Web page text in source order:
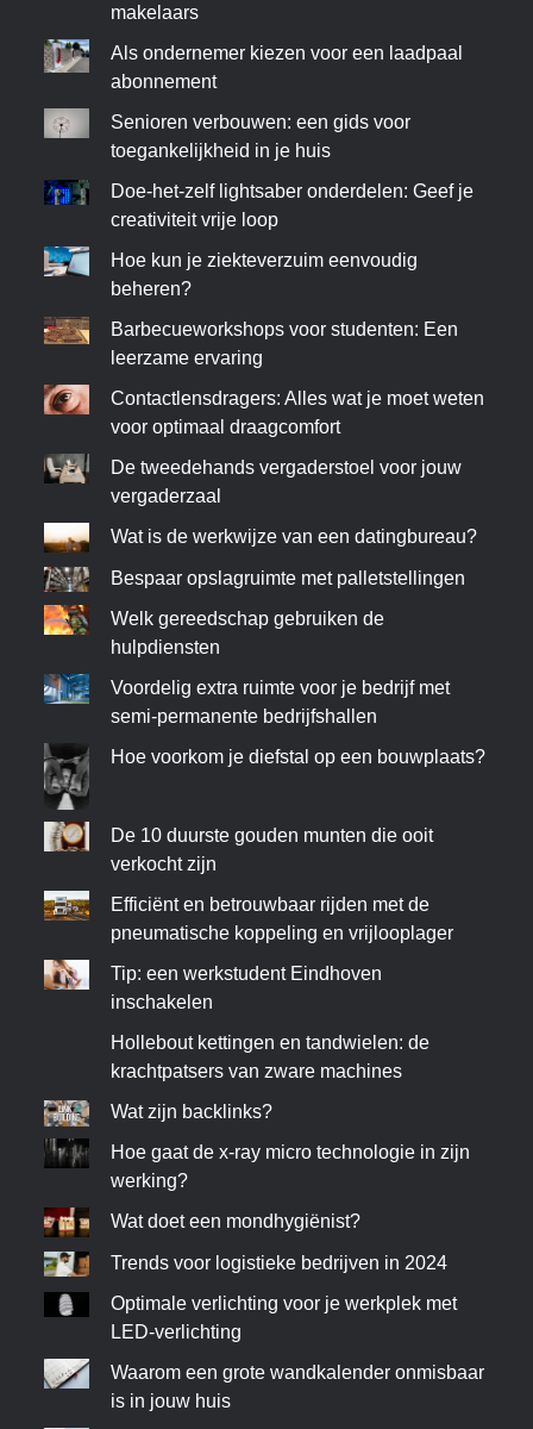
makelaars
Als ondernemer kiezen voor een laadpaal
abonnement
Senioren verbouwen: een gids voor
toegankelijkheid in je huis
Doe-het-zelf lightsaber onderdelen: Geef je
creativiteit vrije loop
Hoe kun je ziekteverzuim eenvoudig
beheren?
Barbecueworkshops voor studenten: Een
leerzame ervaring
Contactlensdragers: Alles wat je moet weten
voor optimaal draagcomfort
De tweedehands vergaderstoel voor jouw
vergaderzaal
Wat is de werkwijze van een datingbureau?
Bespaar opslagruimte met palletstellingen
Welk gereedschap gebruiken de
hulpdiensten
Voordelig extra ruimte voor je bedrijf met
semi-permanente bedrijfshallen
Hoe voorkom je diefstal op een bouwplaats?
De 10 duurste gouden munten die ooit
verkocht zijn
Efficiënt en betrouwbaar rijden met de
pneumatische koppeling en vrijlooplager
Tip: een werkstudent Eindhoven
inschakelen
Hollebout kettingen en tandwielen: de
krachtpatsers van zware machines
Wat zijn backlinks?
Hoe gaat de x-ray micro technologie in zijn
werking?
Wat doet een mondhygiënist?
Trends voor logistieke bedrijven in 2024
Optimale verlichting voor je werkplek met
LED-verlichting
Waarom een grote wandkalender onmisbaar
is in jouw huis